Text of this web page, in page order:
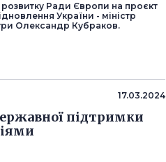
Ради Європи на проєкт
України - міністр
Олександр Кубраков.
17.03.2024
підтримки